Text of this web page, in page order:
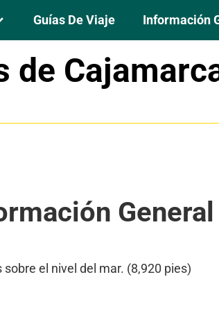
Guías De Viaje Información
de
General
el nivel del mar. (8,920 pies)